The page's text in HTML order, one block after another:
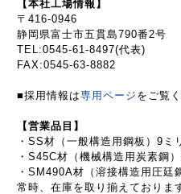
【本社工場情報】
〒416-0946
静岡県富士市五貫島790番2号
TEL:0545-61-8497(代表)
FAX:0545-63-8882
■採用情報は専用ページ をご覧
【営業品目】
・SS材（一般構造用鋼板）9ミ
・S45C材（機械構造用炭素鋼
・SM490A材（溶接構造用圧廷
常時、在庫を取り揃えておりま